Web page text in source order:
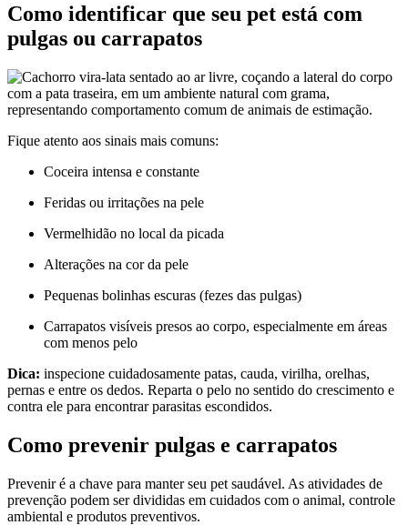
Como identificar que seu pet está com
pulgas ou carrapatos
Fique atento aos sinais mais comuns:
Coceira intensa e constante
Feridas ou irritações na pele
Vermelhidão no local da picada
Alterações na cor da pele
Pequenas bolinhas escuras (fezes das pulgas)
Carrapatos visíveis presos ao corpo, especialmente em áreas
com menos pelo
Dica: inspecione cuidadosamente patas, cauda, virilha, orelhas,
pernas e entre os dedos. Reparta o pelo no sentido do crescimento e
contra ele para encontrar parasitas escondidos.
Como prevenir pulgas e carrapatos
Prevenir é a chave para manter seu pet saudável. As atividades de
prevenção podem ser divididas em cuidados com o animal, controle
ambiental e produtos preventivos.